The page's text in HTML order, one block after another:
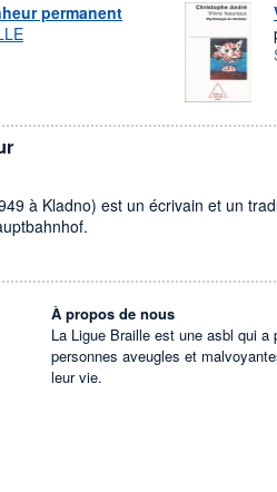
permanent
à Kladno) est un écrivain et un
À propos de nous
La Ligue Braille est une asbl qui a
personnes aveugles et
leur vie.